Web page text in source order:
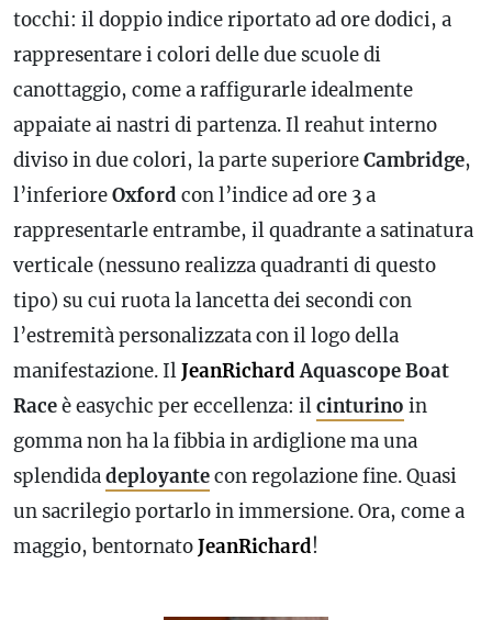
tocchi: il doppio indice riportato ad ore dodici, a
rappresentare i colori delle due scuole di
canottaggio, come a raffigurarle idealmente
appaiate ai nastri di partenza. Il reahut interno
diviso in due colori, la parte superioreCambridge,
l’inferioreOxford con l’indice ad ore 3 a
rappresentarle entrambe, il quadrante a satinatura
verticale (nessuno realizza quadranti di questo
tipo) su cui ruota la lancetta dei secondi con
l’estremità personalizzata con il logo della
manifestazione. IlJeanRichard Aquascope Boat
Raceè easychic per eccellenza: ilcinturino in
gomma non ha la fibbia in ardiglione ma una
splendidadeployantecon regolazione fine. Quasi
un sacrilegio portarlo in immersione. Ora, come a
maggio, bentornatoJeanRichard!